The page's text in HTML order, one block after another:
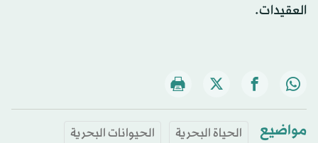
العقيدات.
مواضيع الحياة البحرية
الحيوانات البحرية